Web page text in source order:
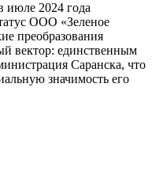
июле 2024 года
ООО «Зеленое
преобразования
вектор: единственным
Саранска, что
значимость его